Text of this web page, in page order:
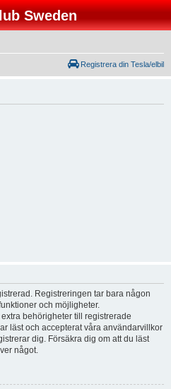
Sweden
Registrera din Tesla/elbil
Registreringen tar bara någon
och möjligheter.
behörigheter till registrerade
läst och accepterat våra användarvillkor
dig. Försäkra dig om att du läst
något.